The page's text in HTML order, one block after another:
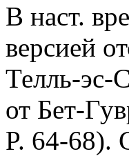
В наст.
версией
Телль-эс-
от Бет-
P. 64-68).